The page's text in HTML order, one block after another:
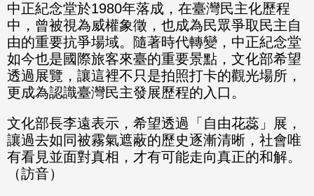
中正紀念堂於1980年落成，在臺灣民主化歷程
中，曾被視為威權象徵，也成為民眾爭取民主自
由的重要抗爭場域。隨著時代轉變，中正紀念堂
如今也是國際旅客來臺的重要景點，文化部希望
透過展覽，讓這裡不只是拍照打卡的觀光場所，
更成為認識臺灣民主發展歷程的入口。
文化部長李遠表示，希望透過「自由花蕊」展，
讓過去如同被霧氣遮蔽的歷史逐漸清晰，社會唯
有看見並面對真相，才有可能走向真正的和解。
（訪音）